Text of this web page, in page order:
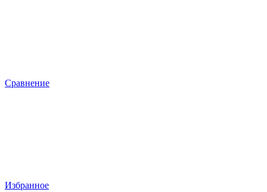
Сравнение
Избранное